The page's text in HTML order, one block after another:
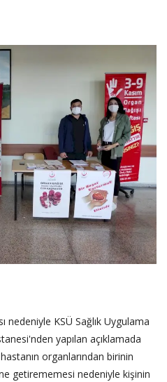
nedeniyle KSÜ Sağlık Uygulama
yapılan açıklamada
organlarından birinin
getirememesi nedeniyle kişinin